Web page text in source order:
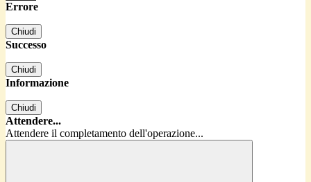
Errore
Chiudi
Successo
Chiudi
Informazione
Chiudi
Attendere...
Attendere il completamento dell'operazione...